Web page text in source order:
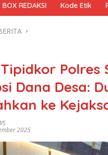
BOX REDAKSI Kode Etik
Polres
Dana Desa:
ke
2025